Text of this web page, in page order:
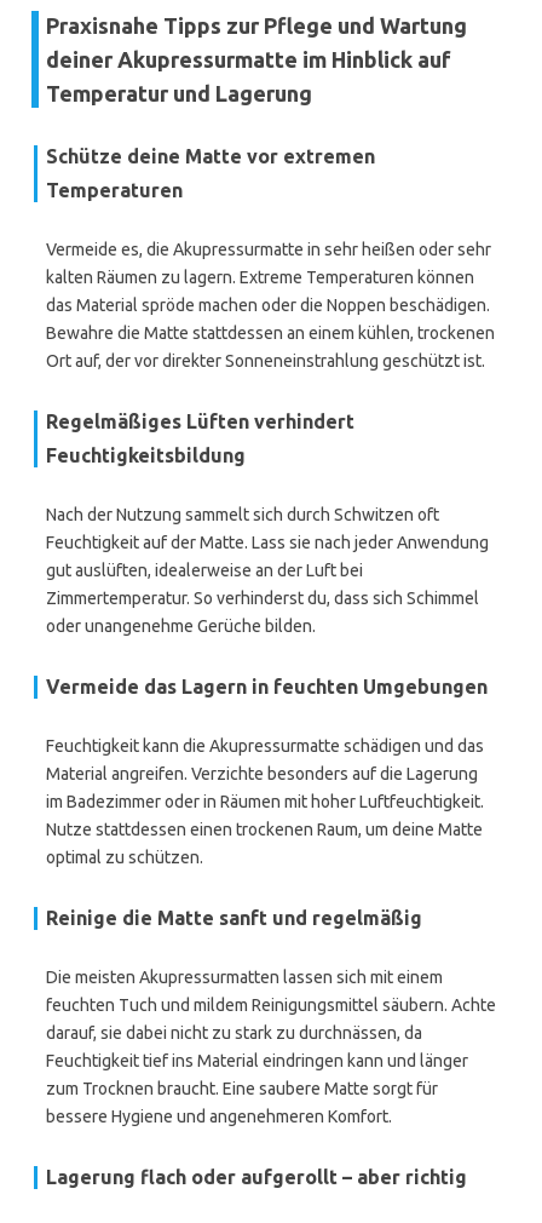
Praxisnahe Tipps zur Pflege und Wartung
deiner Akupressurmatte im Hinblick auf
Temperatur und Lagerung
Schütze deine Matte vor extremen
Temperaturen
Vermeide es, die Akupressurmatte in sehr heißen oder sehr
kalten Räumen zu lagern. Extreme Temperaturen können
das Material spröde machen oder die Noppen beschädigen.
Bewahre die Matte stattdessen an einem kühlen, trockenen
Ort auf, der vor direkter Sonneneinstrahlung geschützt ist.
Regelmäßiges Lüften verhindert
Feuchtigkeitsbildung
Nach der Nutzung sammelt sich durch Schwitzen oft
Feuchtigkeit auf der Matte. Lass sie nach jeder Anwendung
gut auslüften, idealerweise an der Luft bei
Zimmertemperatur. So verhinderst du, dass sich Schimmel
oder unangenehme Gerüche bilden.
Vermeide das Lagern in feuchten Umgebungen
Feuchtigkeit kann die Akupressurmatte schädigen und das
Material angreifen. Verzichte besonders auf die Lagerung
im Badezimmer oder in Räumen mit hoher Luftfeuchtigkeit.
Nutze stattdessen einen trockenen Raum, um deine Matte
optimal zu schützen.
Reinige die Matte sanft und regelmäßig
Die meisten Akupressurmatten lassen sich mit einem
feuchten Tuch und mildem Reinigungsmittel säubern. Achte
darauf, sie dabei nicht zu stark zu durchnässen, da
Feuchtigkeit tief ins Material eindringen kann und länger
zum Trocknen braucht. Eine saubere Matte sorgt für
bessere Hygiene und angenehmeren Komfort.
Lagerung flach oder aufgerollt – aber richtig